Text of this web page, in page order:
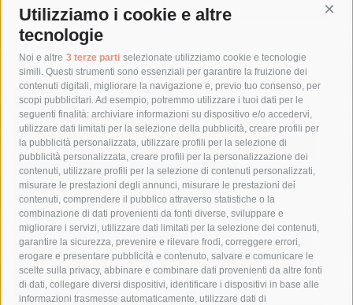
Utilizziamo i cookie e altre
tecnologie
Noi e altre 3 terze parti selezionate utilizziamo cookie e tecnologie
simili. Questi strumenti sono essenziali per garantire la fruizione dei
contenuti digitali, migliorare la navigazione e, previo tuo consenso, per
scopi pubblicitari. Ad esempio, potremmo utilizzare i tuoi dati per le
seguenti finalità: archiviare informazioni su dispositivo e/o accedervi,
utilizzare dati limitati per la selezione della pubblicità, creare profili per
la pubblicità personalizzata, utilizzare profili per la selezione di
pubblicità personalizzata, creare profili per la personalizzazione dei
contenuti, utilizzare profili per la selezione di contenuti personalizzati,
misurare le prestazioni degli annunci, misurare le prestazioni dei
contenuti, comprendere il pubblico attraverso statistiche o la
combinazione di dati provenienti da fonti diverse, sviluppare e
migliorare i servizi, utilizzare dati limitati per la selezione dei contenuti,
garantire la sicurezza, prevenire e rilevare frodi, correggere errori,
erogare e presentare pubblicità e contenuto, salvare e comunicare le
scelte sulla privacy, abbinare e combinare dati provenienti da altre fonti
di dati, collegare diversi dispositivi, identificare i dispositivi in base alle
informazioni trasmesse automaticamente, utilizzare dati di
Tag
acqua allerta meteo
anas
area marina protetta di punta campanella
arresto
Asl Napoli 3 sud
capitaneria di porto capri
carabinieri
castellammare di stabia
circumvesuviana
comune di sorrento
concerto
contagi
costiera amalfitana
covid-19 eav
elezioni
fondazione sorrento
gori guardia costiera
incidente
lavori
lorenzo balducelli mare
massa lubrense
massimo coppola
Meta napoli ordinanza